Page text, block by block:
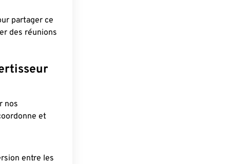
partager ce
des réunions
nos
et
entre les